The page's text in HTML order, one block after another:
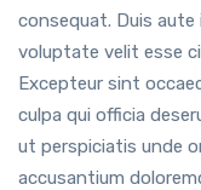
consequat. Duis aute
voluptate velit esse
Excepteur sint
culpa qui officia
ut perspiciatis unde
accusantium